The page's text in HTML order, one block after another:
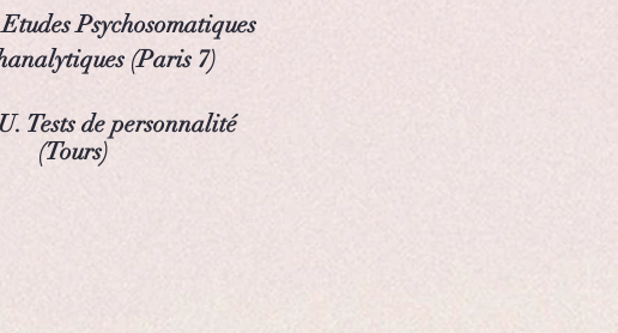
Psychosomatiques
(Paris 7)
Tests de personnalité
(Tours)